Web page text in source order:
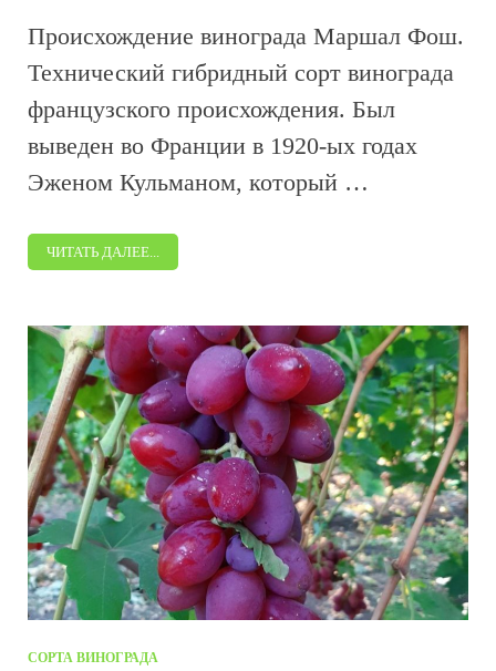
Происхождение винограда Маршал Фош.
Технический гибридный сорт винограда
французского происхождения. Был
выведен во Франции в 1920-ых годах
Эженом Кульманом, который …
ЧИТАТЬ ДАЛЕЕ...
СОРТА ВИНОГРАДА